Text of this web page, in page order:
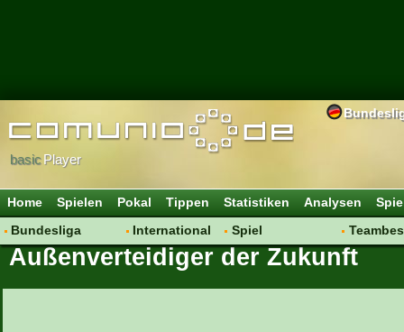
basicPlayer
Home Spielen Pokal Tippen Statistiken Analysen
Bundesliga
Hot News
International
Vereine
Spiel
Regeln & Tipps
Außenverteidiger der Zukunft